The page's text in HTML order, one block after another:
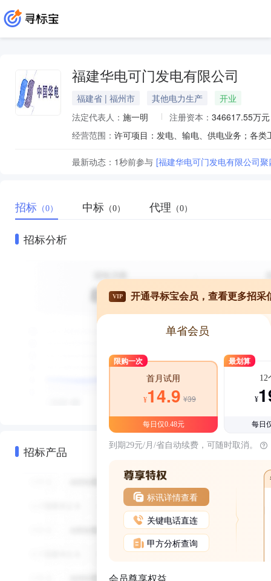
福建华电可门发电有限公司
福建省 | 福州市 其他电力生产
开业
法定代表人： 施一明 注册资本： 346617.55万元
经营范围：
最新动态： 1秒前参与 [福建华电可门发电有限公司
招标 （0） 中标 （0） 代理 （0）
招标分析
招标产品
VIP 开通寻标宝会员，查看更多招采
单省会员
限购一次
首月试用
¥14.9 ¥39
每日仅0.48元
最划算
12
¥
每日
到期29元/月/省自动续费，可随时取消。
标讯详情查看
关键电话直连
甲方分析查询